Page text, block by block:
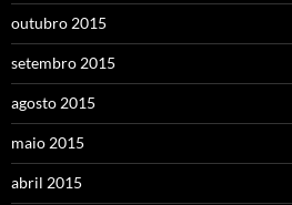
outubro 2015
setembro 2015
agosto 2015
maio 2015
abril 2015